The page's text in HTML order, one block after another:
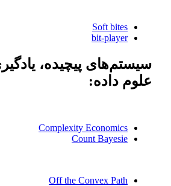
Soft bites
bit-player
سیستم‌های پیچیده،
علوم داده:
Complexity Economics
Count Bayesie
Off the Convex Path